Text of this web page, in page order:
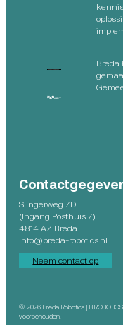
Breda
Slingerweg 7D
(Ingang Posthuis 7)
4814 AZ Breda
info@breda-robotics.nl
Neem contact op
©2026 Breda Robotics |
voorbehouden.